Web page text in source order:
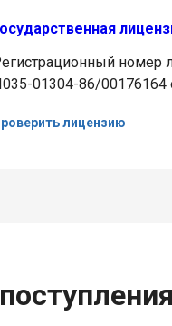
номер
01304-86/00176164
лицензию